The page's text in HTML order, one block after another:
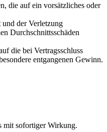
die auf ein vorsätzliches oder
der Verletzung
Durchschnittsschäden
die bei Vertragsschluss
entgangenen Gewinn.
mit sofortiger Wirkung.